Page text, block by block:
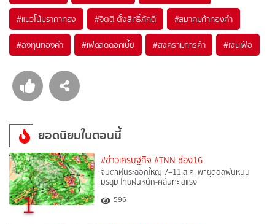
#แนวโน้มราคาทอง #จิตติ ตั้งสิทธิ์ภักดี #สมาคมค้าทองคำ
#ลงทุนทองคำ #เฟดลดดอกเบี้ย #สงครามการค้า #เงินเฟ้อ
ยอดนิยมในตอนนี้
1
#ข่าวเศรษฐกิจ #TNN ช่อง16
จับตาฝนระลอกใหญ่ 7–11 ส.ค. พายุดอลฟินหนุน
มรสุม ไทยฝนหนัก-คลื่นทะเลแรง
596